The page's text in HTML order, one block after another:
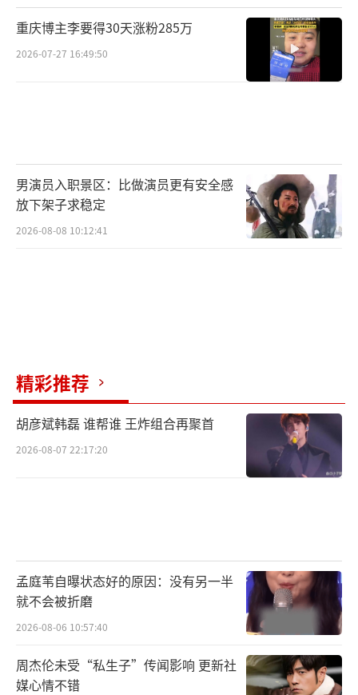
重庆博主李要得30天涨粉285万
2026-07-27 16:49:50
男演员入职景区：比做演员更有安全感
放下架子求稳定
2026-08-08 10:12:41
精彩推荐
胡彦斌韩磊 谁帮谁 王炸组合再聚首
2026-08-07 22:17:20
孟庭苇自曝状态好的原因：没有另一半
就不会被折磨
2026-08-06 10:57:40
周杰伦未受“私生子”传闻影响 更新社
媒心情不错